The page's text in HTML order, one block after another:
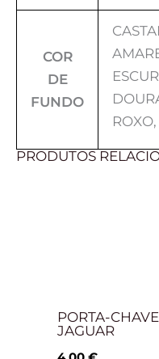
COR
DE
FUNDO
PRODUTOS
PORTA-
JAGUAR